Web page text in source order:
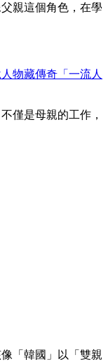
親這個角色，在學
物藏傳奇「一流人
僅是母親的工作，
「韓國」以「雙親